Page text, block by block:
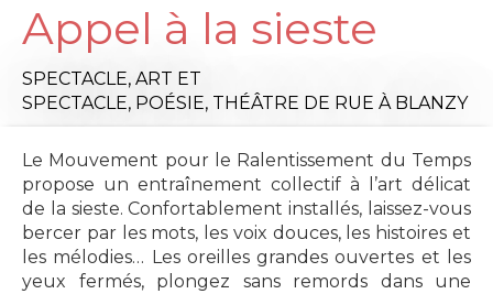
Appel à la sieste
SPECTACLE, ART ET
SPECTACLE, POÉSIE, THÉÂTRE DE RUE À BLANZY
Le Mouvement pour le Ralentissement du Temps
propose un entraînement collectif à l’art délicat
de la sieste. Confortablement installés, laissez-vous
bercer par les mots, les voix douces, les histoires et
les mélodies… Les oreilles grandes ouvertes et les
yeux fermés, plongez sans remords dans une